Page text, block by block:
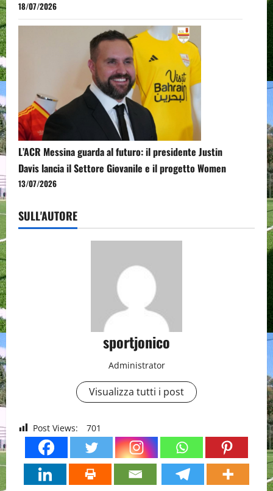
18/07/2026
L’ACR Messina guarda al futuro: il presidente Justin
Davis lancia il Settore Giovanile e il progetto Women
13/07/2026
SULL'AUTORE
sportjonico
Administrator
Visualizza tutti i post
Post Views: 701